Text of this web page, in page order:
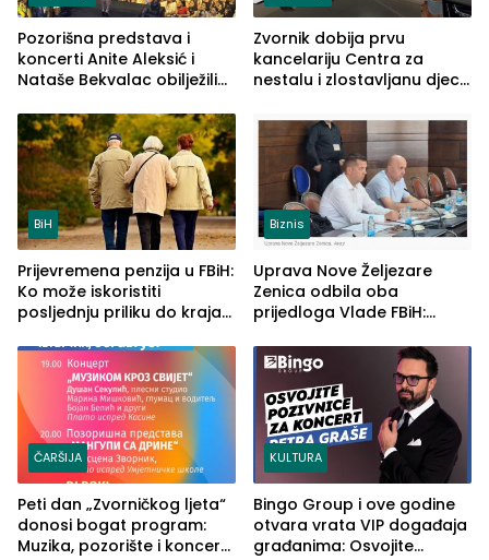
Pozorišna predstava i
koncerti Anite Aleksić i
Nataše Bekvalac obilježili
ljeta (FOTO)
Zvornik dobija prvu
kancelariju Centra za
nestalu i zlostavljanu djecu
BiH
Prijevremena penzija u FBiH:
Ko može iskoristiti
posljednju priliku do kraja
Biznis
Uprava Nove Željezare
Zenica odbila oba
prijedloga Vlade FBiH:
rješenje
ČARŠIJA
Peti dan „Zvorničkog ljeta“
donosi bogat program:
Muzika, pozorište i koncert
KULTURA
Bingo Group i ove godine
otvara vrata VIP događaja
građanima: Osvojite